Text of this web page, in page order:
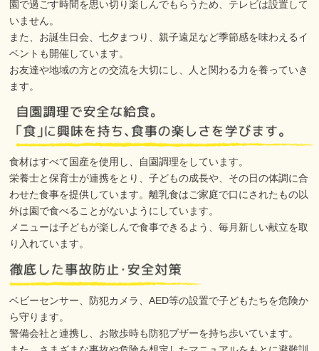
園で過ごす時間を思い切り楽しんでもらうため、テレビは設置して
いません。
また、お誕生日会、七夕まつり、親子遠足など季節感を味わえるイ
ベントも開催しています。
お友達や地域の方との交流を大切にし、人と関わる力を養っていき
ます。
食材はすべて国産を使用し、自園調理をしています。
栄養士と保育士が連携をとり、子どもの成長や、その日の体調に合
わせた食事を提供しています。離乳食はご家庭で口にされたもの以
外は園で食べることがないようにしています。
メニューは子どもが楽しんで食事できるよう、毎月新しい献立を取
り入れています。
ベビーセンサー、防犯カメラ、AED等の設置で子どもたちを危険か
ら守ります。
警備会社と連携し、お散歩時も防犯ブザーを持ち歩いています。